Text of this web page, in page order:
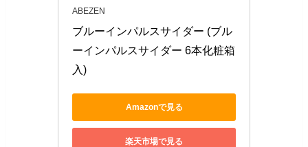
ABEZEN
ブルーインパルスサイダー (ブル
ーインパルスサイダー 6本化粧箱
入)
Amazonで見る
楽天市場で見る